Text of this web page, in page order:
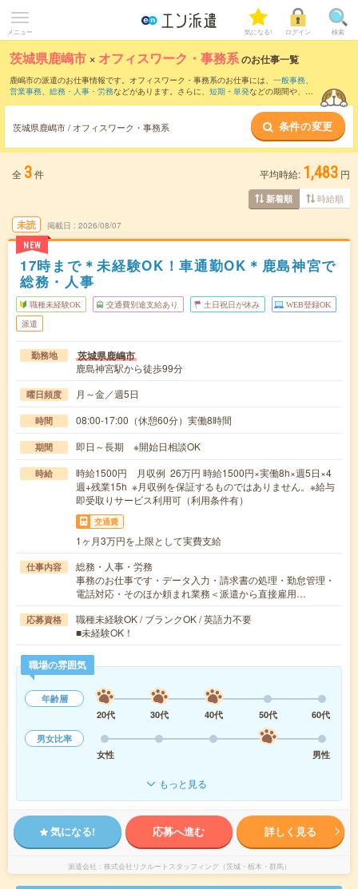
メニュー 気になる! ログイン 検索
茨城県鹿嶋市 × オフィスワーク・事務系のお仕事一覧
鹿嶋市の派遣のお仕事情報です。オフィスワーク・事務系のお仕事には、 一般事務、
営業事務、 総務・人事・労務などがあります。さらに、 短期 ・ 単発などの期間や、 職
茨城県鹿嶋市 / オフィスワーク・事務系 条件の変更
全 3件 平均時給: 1,483 円
新着順 時給順
未読
NEW
掲載日 2026/08/07
17時まで＊未経験OK！車通勤OK＊鹿島神宮で
総務・人事
職種未経験OK 交通費別途支給あり 土日祝日が休み WEB登録OK
派遣
勤務地 茨城県鹿嶋市
鹿島神宮駅から徒歩99分
曜日頻度 月～金／週5日
時間 08:00-17:00（休憩60分）実働8時間
期間 即日～長期 ※開始日相談OK
時給
時給1500円 月収例 26万円 時給1500円×実働8h×週5日×4
週+残業15h ※月収例を保証するものではありません。※給与
即受取りサービス利用可（利用条件有）
交通費
1ヶ月3万円を上限として実費支給
仕事内容
総務・人事・労務
事務のお仕事です・データ入力・請求書の処理・勤怠管理・
電話対応・そのほか頼まれ業務＜派遣から直接雇用…
応募資格
職種未経験OK / ブランクOK / 英語力不要
■未経験OK！
職場の雰囲気
年齢層
20代
30代 40代 50代
60代
男女比率
女性
男性
もっと見る
気になる! 応募へ進む 詳しく見る
派遣会社 株式会社リクルートスタッフィング（茨城・栃木・群馬）